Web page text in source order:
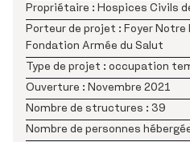
Hospices Civils
Foyer Notre
Fondation Armée du Salut
occupation
Novembre 2021
39